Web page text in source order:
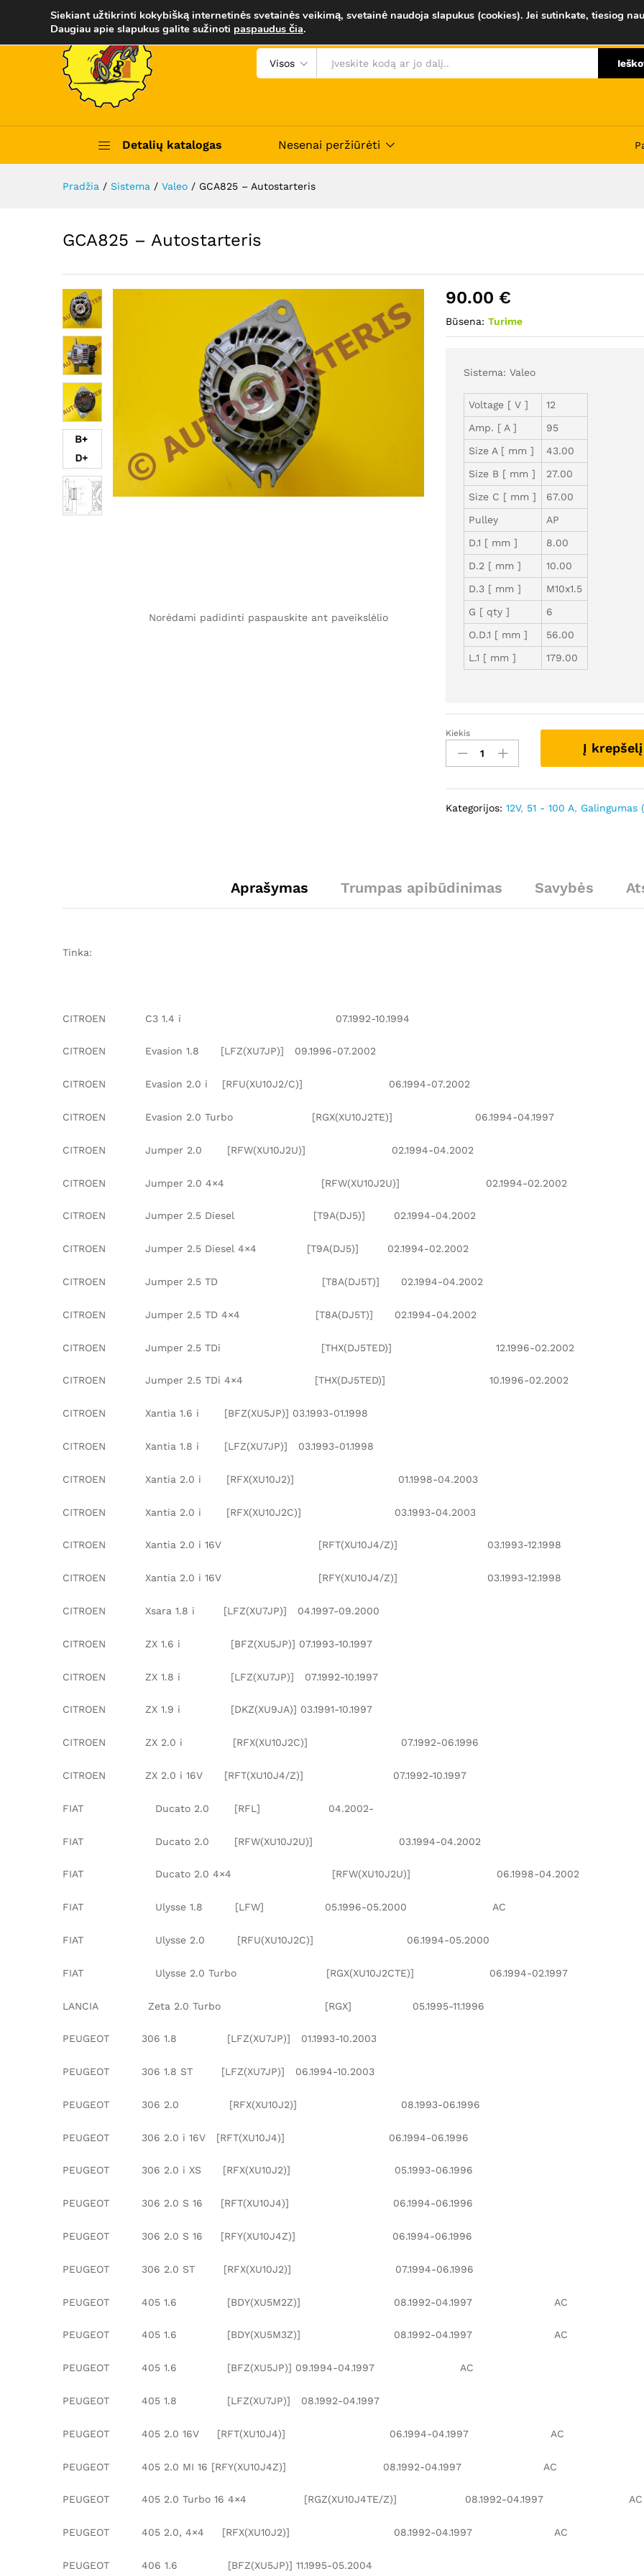
Visos
Detalių katalogas Nesenai peržiūrėti
Pradžia / Sistema / Valeo / GCA825 – Autostarteris
GCA825 – Autostarteris
Norėdami padidinti paspauskite ant paveikslėlio
90.00 €
Būsena: Turime
Sistema: Valeo
Voltage [ V ]
12
Amp. [ A ]
95
Size A [ mm ]
43.00
Size B [ mm ]
27.00
Size C [ mm ]
67.00
Pulley
AP
D.1 [ mm ]
8.00
D.2 [ mm ]
10.00
D.3 [ mm ]
M10x1.5
G [ qty ]
6
O.D.1 [ mm ]
56.00
L.1 [ mm ]
179.00
GCA825
Autostarteris
Kiekis
Į krepšelį
Kategorijos:12V, 51 - 100 A, Galingumas
Aprašymas Trumpas apibūdinimas Savybės
Tinka:
CITROEN C3 1.4 i 07.1992-10.1994
CITROEN Evasion 1.8 [LFZ(XU7JP)] 09.1996-07.2002
CITROEN Evasion 2.0 i [RFU(XU10J2/C)] 06.1994-07.2002
CITROEN Evasion 2.0 Turbo [RGX(XU10J2TE)] 06.1994-04.1997
CITROEN Jumper 2.0 [RFW(XU10J2U)] 02.1994-04.2002
CITROEN Jumper 2.0 4×4 [RFW(XU10J2U)] 02.1994-02.2002
CITROEN Jumper 2.5 Diesel [T9A(DJ5)] 02.1994-04.2002
CITROEN Jumper 2.5 Diesel 4×4 [T9A(DJ5)] 02.1994-02.2002
CITROEN Jumper 2.5 TD [T8A(DJ5T)] 02.1994-04.2002
CITROEN Jumper 2.5 TD 4×4 [T8A(DJ5T)] 02.1994-04.2002
CITROEN Jumper 2.5 TDi [THX(DJ5TED)] 12.1996-02.2002
CITROEN Jumper 2.5 TDi 4×4 [THX(DJ5TED)] 10.1996-02.2002
CITROEN Xantia 1.6 i [BFZ(XU5JP)] 03.1993-01.1998
CITROEN Xantia 1.8 i [LFZ(XU7JP)] 03.1993-01.1998
CITROEN Xantia 2.0 i [RFX(XU10J2)] 01.1998-04.2003
CITROEN Xantia 2.0 i [RFX(XU10J2C)] 03.1993-04.2003
CITROEN Xantia 2.0 i 16V [RFT(XU10J4/Z)] 03.1993-12.1998
CITROEN Xantia 2.0 i 16V [RFY(XU10J4/Z)] 03.1993-12.1998
CITROEN Xsara 1.8 i [LFZ(XU7JP)] 04.1997-09.2000
CITROEN ZX 1.6 i [BFZ(XU5JP)] 07.1993-10.1997
CITROEN ZX 1.8 i [LFZ(XU7JP)] 07.1992-10.1997
CITROEN ZX 1.9 i [DKZ(XU9JA)] 03.1991-10.1997
CITROEN ZX 2.0 i [RFX(XU10J2C)] 07.1992-06.1996
CITROEN ZX 2.0 i 16V [RFT(XU10J4/Z)] 07.1992-10.1997
FIAT Ducato 2.0 [RFL] 04.2002-
FIAT Ducato 2.0 [RFW(XU10J2U)] 03.1994-04.2002
FIAT Ducato 2.0 4×4 [RFW(XU10J2U)] 06.1998-04.2002
FIAT Ulysse 1.8 [LFW] 05.1996-05.2000 AC
FIAT Ulysse 2.0 [RFU(XU10J2C)] 06.1994-05.2000
FIAT Ulysse 2.0 Turbo [RGX(XU10J2CTE)] 06.1994-02.1997
LANCIA Zeta 2.0 Turbo [RGX] 05.1995-11.1996
PEUGEOT 306 1.8 [LFZ(XU7JP)] 01.1993-10.2003
PEUGEOT 306 1.8 ST [LFZ(XU7JP)] 06.1994-10.2003
PEUGEOT 306 2.0 [RFX(XU10J2)] 08.1993-06.1996
PEUGEOT 306 2.0 i 16V [RFT(XU10J4)] 06.1994-06.1996
PEUGEOT 306 2.0 i XS [RFX(XU10J2)] 05.1993-06.1996
PEUGEOT 306 2.0 S 16 [RFT(XU10J4)] 06.1994-06.1996
PEUGEOT 306 2.0 S 16 [RFY(XU10J4Z)] 06.1994-06.1996
PEUGEOT 306 2.0 ST [RFX(XU10J2)] 07.1994-06.1996
PEUGEOT 405 1.6 [BDY(XU5M2Z)] 08.1992-04.1997 AC
PEUGEOT 405 1.6 [BDY(XU5M3Z)] 08.1992-04.1997 AC
PEUGEOT 405 1.6 [BFZ(XU5JP)] 09.1994-04.1997 AC
PEUGEOT 405 1.8 [LFZ(XU7JP)] 08.1992-04.1997
PEUGEOT 405 2.0 16V [RFT(XU10J4)] 06.1994-04.1997 AC
PEUGEOT 405 2.0 MI 16 [RFY(XU10J4Z)] 08.1992-04.1997 AC
PEUGEOT 405 2.0 Turbo 16 4×4 [RGZ(XU10J4TE/Z)] 08.1992-04.1997 AC
PEUGEOT 405 2.0, 4×4 [RFX(XU10J2)] 08.1992-04.1997 AC
PEUGEOT 406 1.6 [BFZ(XU5JP)] 11.1995-05.2004
Siekiant užtikrinti kokybišką internetinės svetainės veikimą, svetainė naudoja slapukus (cookies). Jei sutinkate, tiesiog
Daugiau apie slapukus galite sužinoti paspaudus čia.
Aprašymas Trumpas apibūdinimas Savybės Atsiliepimai (0)